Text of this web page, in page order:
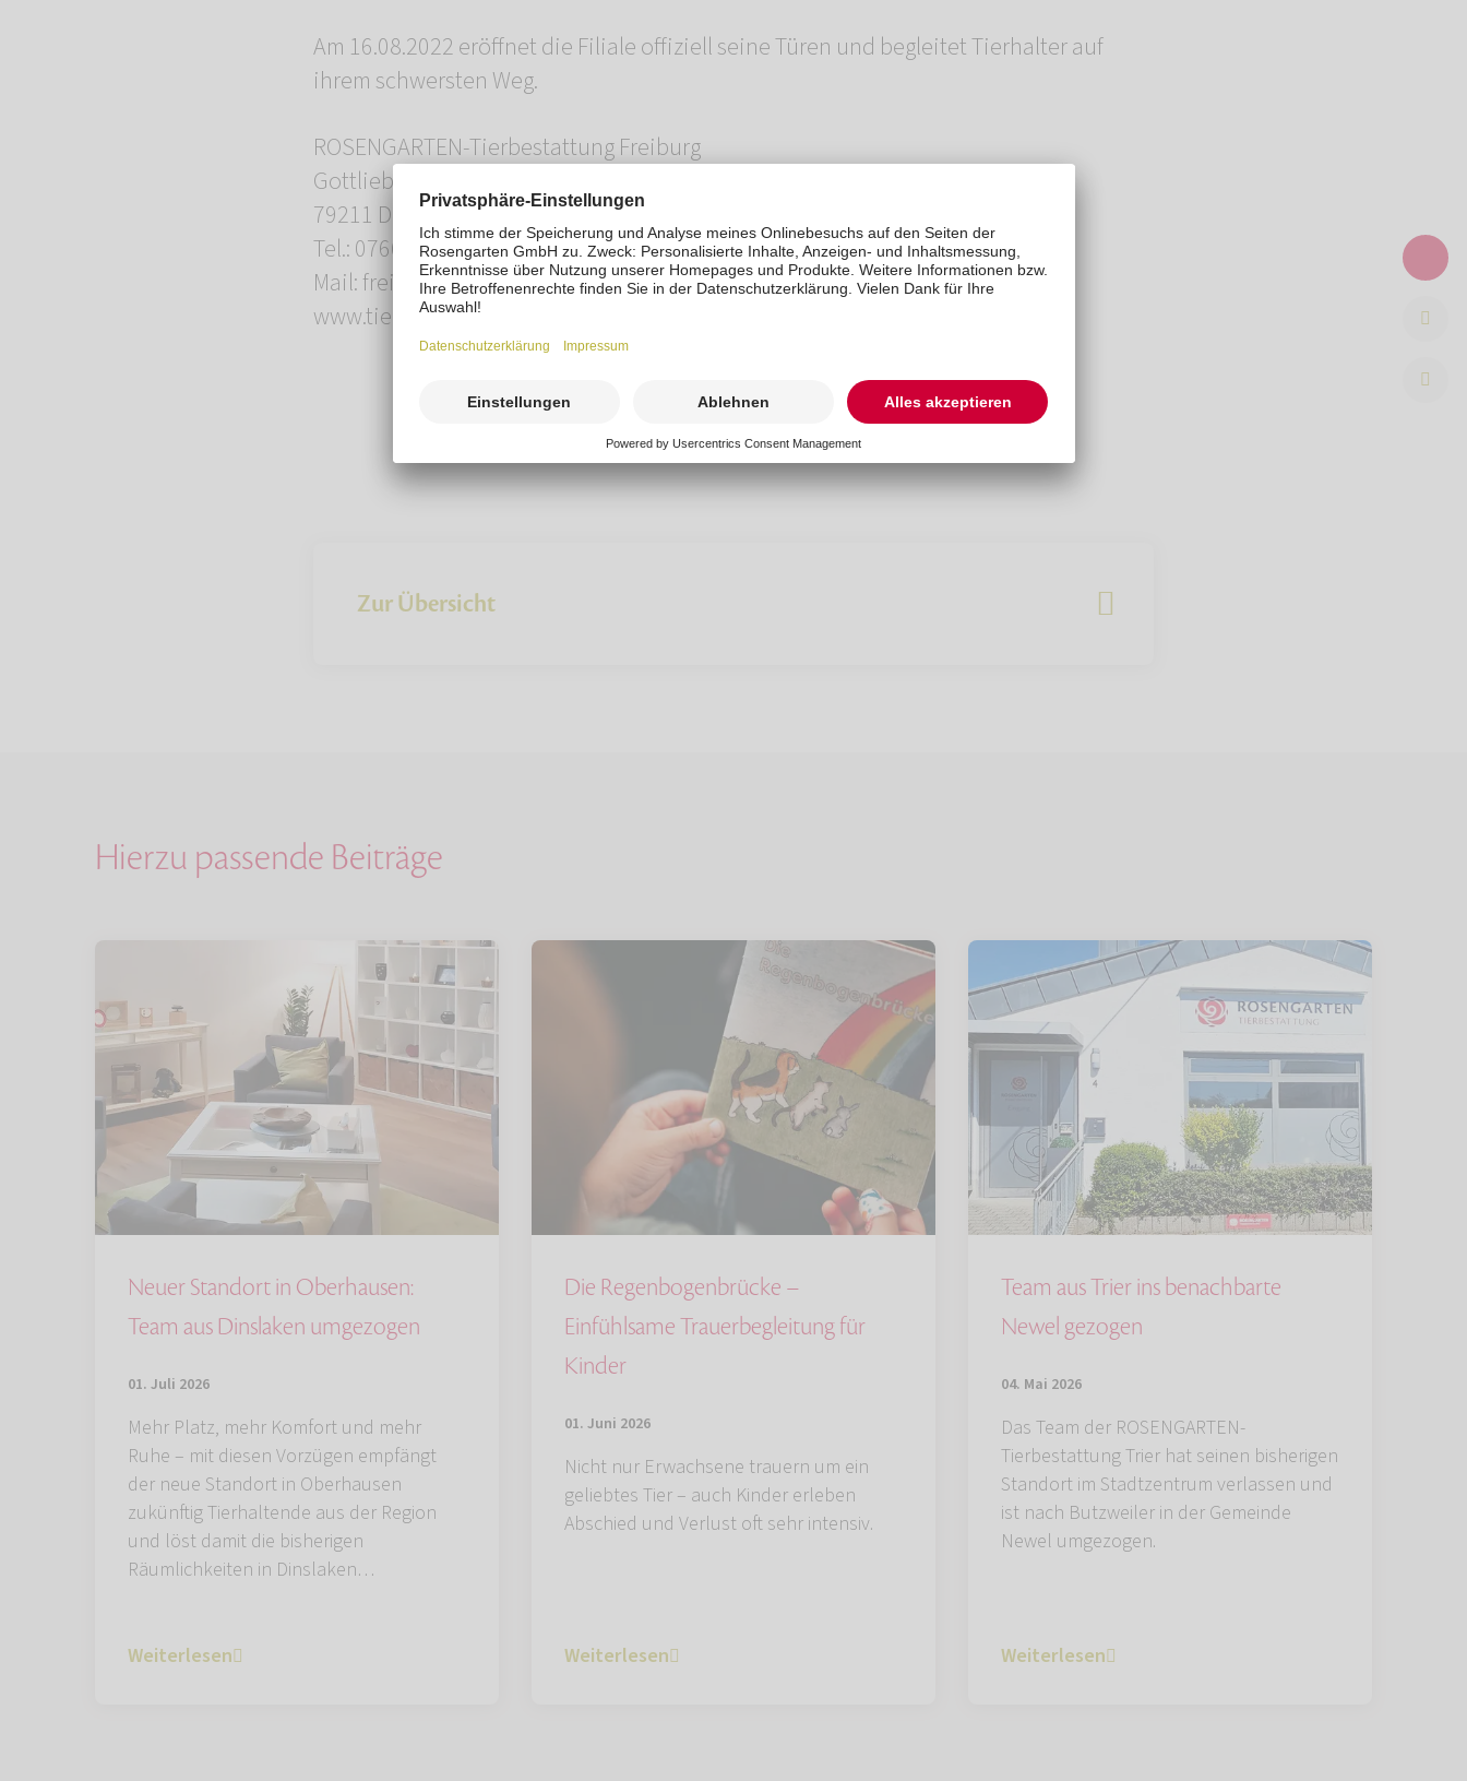
Am 16.08.2022 eröffnet die Filiale offiziell seine Türen und begleitet Tierhalter auf
ihrem schwersten Weg.
ROSENGARTEN-Tierbestattung Freiburg
Gottlieb-Daimler-Straße 13/1
79211 Denzlingen
Tel.: 07666-88 30 550
Mail: freiburg@mein-rosengarten.de
www.tierbestatter-freiburg.de
Zur Übersicht
Hierzu passende Beiträge
Neuer Standort in Oberhausen:
Team aus Dinslaken umgezogen
01. Juli 2026
Mehr Platz, mehr Komfort und mehr
Ruhe – mit diesen Vorzügen empfängt
der neue Standort in Oberhausen
zukünftig Tierhaltende aus der Region
und löst damit die bisherigen
Räumlichkeiten in Dinslaken…
Weiterlesen
Die Regenbogenbrücke –
Einfühlsame Trauerbegleitung für
Kinder
01. Juni 2026
Nicht nur Erwachsene trauern um ein
geliebtes Tier – auch Kinder erleben
Abschied und Verlust oft sehr intensiv.
Weiterlesen
Team aus Trier ins benachbarte
Newel gezogen
04. Mai 2026
Das Team der ROSENGARTEN-
Tierbestattung Trier hat seinen bisherigen
Standort im Stadtzentrum verlassen und
ist nach Butzweiler in der Gemeinde
Newel umgezogen.
Weiterlesen